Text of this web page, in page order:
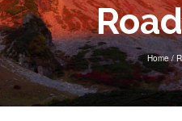
Home /